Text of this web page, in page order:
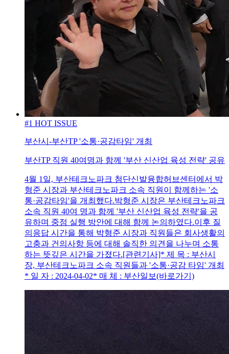
#1 HOT ISSUE
부산시-부산TP '소통·공감타임' 개최
부산TP 직원 40여명과 함께 '부산 신산업 육성 전략' 공유
4월 1일, 부산테크노파크 첨단신발융합허브센터에서 박
형준 시장과 부산테크노파크 소속 직원이 함께하는 '소
통·공감타임'을 개최했다.박형준 시장은 부산테크노파크
소속 직원 40여 명과 함께 '부산 신산업 육성 전략'을 공
유하며 중점 실행 방안에 대해 함께 논의하였다.이후 질
의응답 시간을 통해 박형준 시장과 직원들은 회사생활의
고충과 건의사항 등에 대해 솔직한 의견을 나누며 소통
하는 뜻깊은 시간을 가졌다.[관련기사]* 제 목 : 부산시
장, 부산테크노파크 소속 직원들과 '소통·공감 타임' 개최
* 일 자 : 2024-04-02* 매 체 : 부산일보(바로가기)